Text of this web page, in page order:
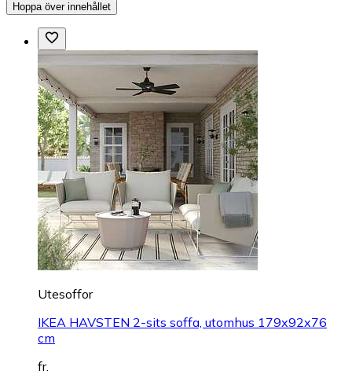
Hoppa över innehållet
Utesoffor
IKEA HAVSTEN 2-sits soffa, utomhus 179x92x76
cm
fr.